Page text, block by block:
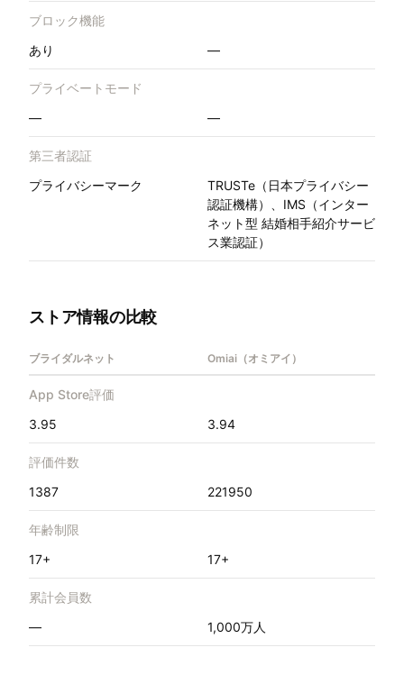
ブロック機能
あり
—
プライベートモード
—
—
第三者認証
プライバシーマーク
TRUSTe（日本プライバシー
認証機構）、IMS（インター
ネット型 結婚相手紹介サービ
ス業認証）
ストア情報の比較
ブライダルネット Omiai（オミアイ）
App Store評価
3.95
3.94
評価件数
1387
221950
年齢制限
17+
17+
累計会員数
—
1,000万人